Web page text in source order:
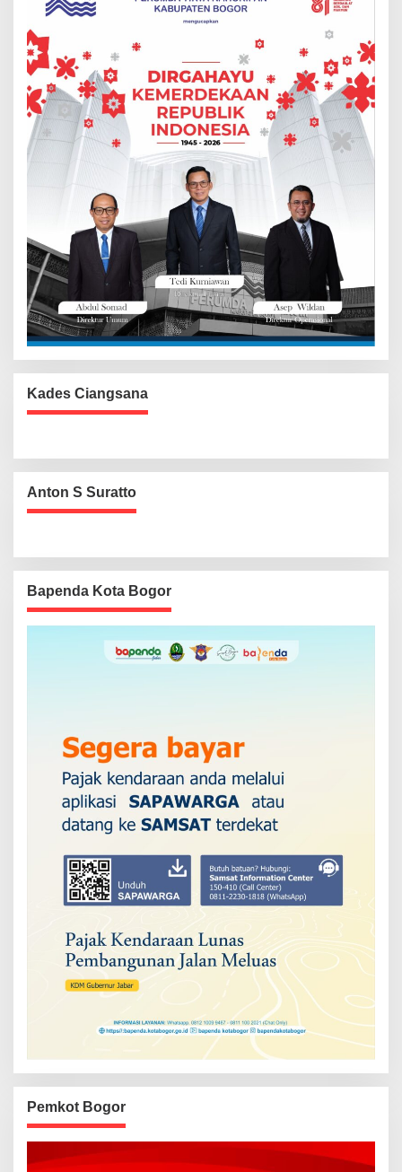
Kades Ciangsana
Anton S Suratto
Bapenda Kota Bogor
Pemkot Bogor